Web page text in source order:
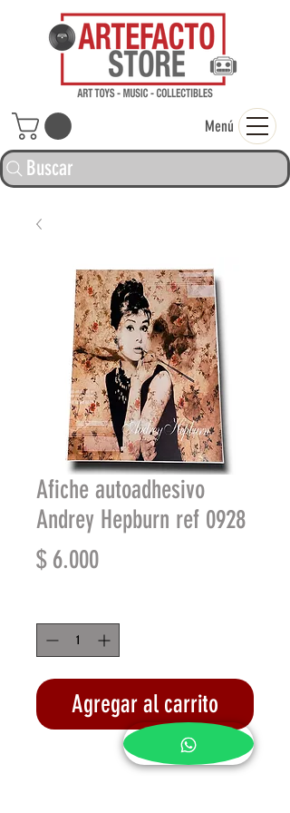
Buscar
Menú
Afiche autoadhesivo
Andrey Hepburn ref 0928
$ 6.000Precio
Agregar al carrito
Realizar compra